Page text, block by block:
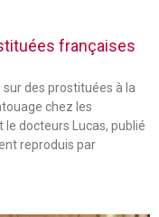
françaises
des prostituées à la
chez les
docteurs Lucas, publié
reproduis par